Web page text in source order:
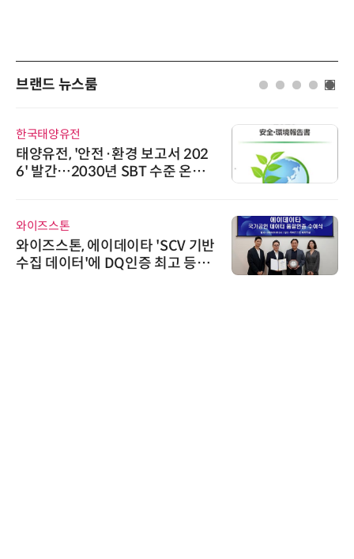
브랜드 뉴스룸
한국태양유전
태양유전, '안전·환경 보고서 202
6' 발간…2030년 SBT 수준 온실
와이즈스톤
와이즈스톤, 에이데이타 'SCV 기반
수집 데이터'에 DQ인증 최고 등급